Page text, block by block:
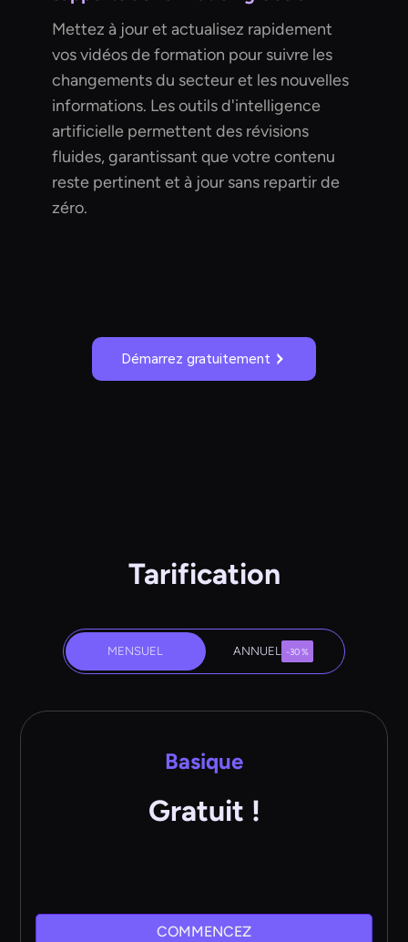
Mettez à jour et actualisez rapidement
vos vidéos de formation pour suivre les
changements du secteur et les nouvelles
informations. Les outils d'intelligence
artificielle permettent des révisions
fluides, garantissant que votre contenu
reste pertinent et à jour sans repartir de
zéro.
Démarrez gratuitement
Tarification
MENSUEL ANNUEL -30 %
Basique
Gratuit !
COMMENCEZ